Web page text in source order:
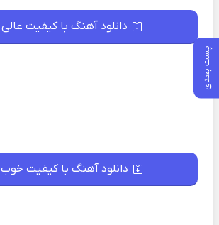
پست بعدی
دانلود آهنگ با کیفیت عالی 320
دانلود آهنگ با کیفیت خوب 128